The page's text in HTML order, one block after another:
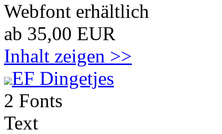
Webfont erhältlich
ab 35,00 EUR
Inhalt zeigen >>
EF Dingetjes
2 Fonts
Text